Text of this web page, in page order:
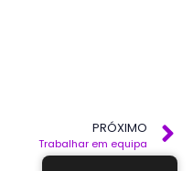
PRÓXIMO
Trabalhar em equipa
e
para
NOS